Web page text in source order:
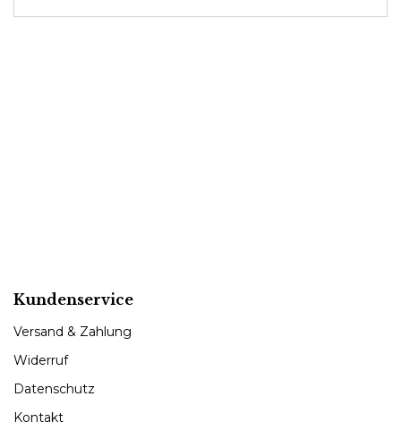
Kundenservice
Versand & Zahlung
Widerruf
Datenschutz
Kontakt